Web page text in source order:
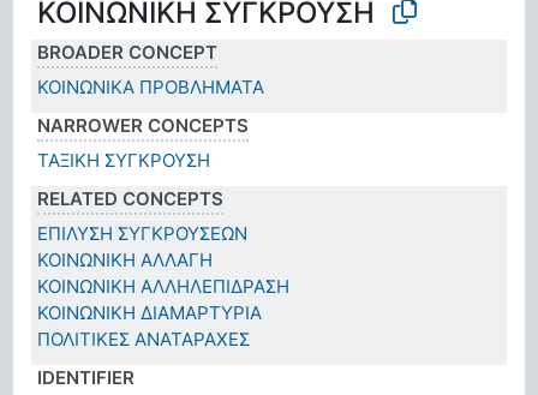
ΚΟΙΝΩΝΙΚΗ ΣΥΓΚΡΟΥΣΗ
BROADER CONCEPT
ΚΟΙΝΩΝΙΚΑ ΠΡΟΒΛΗΜΑΤΑ
NARROWER CONCEPTS
ΤΑΞΙΚΗ ΣΥΓΚΡΟΥΣΗ
RELATED CONCEPTS
ΕΠΙΛΥΣΗ ΣΥΓΚΡΟΥΣΕΩΝ
ΚΟΙΝΩΝΙΚΗ ΑΛΛΑΓΗ
ΚΟΙΝΩΝΙΚΗ ΑΛΛΗΛΕΠΙΔΡΑΣΗ
ΚΟΙΝΩΝΙΚΗ ΔΙΑΜΑΡΤΥΡΙΑ
ΠΟΛΙΤΙΚΕΣ ΑΝΑΤΑΡΑΧΕΣ
IDENTIFIER